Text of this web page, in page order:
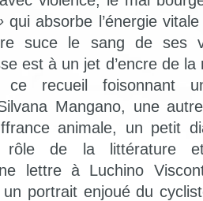
qui absorbe l’énergie
suce le sang de ses
est à un jet d’encre de la
ce recueil foisonnant
Mangano, une
animale, un petit
de la littérature et
lettre à Luchino
portrait enjoué du